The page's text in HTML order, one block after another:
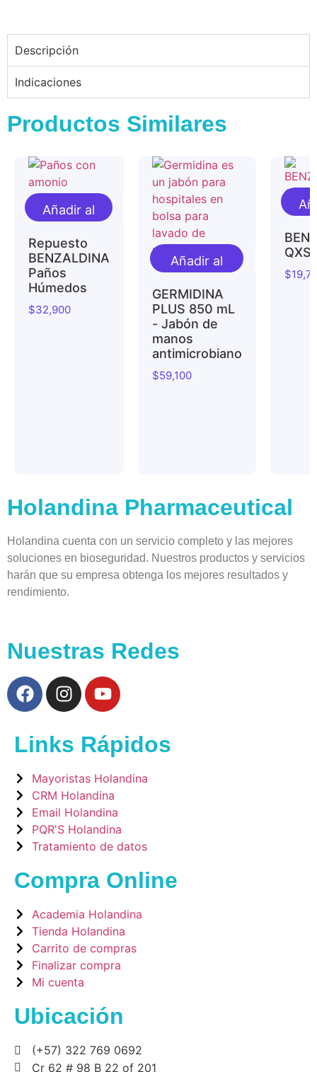
Descripción
Indicaciones
Productos Similares
Añadir al
Repuesto
BENZALDINA
Paños
Húmedos
$32,900
Añadir al
GERMIDINA
PLUS 850 mL
- Jabón de
manos
antimicrobiano
$59,100
QXS
$
Holandina Pharmaceutical
Holandina cuenta con un servicio completo y las mejores
soluciones en bioseguridad. Nuestros productos y servicios
harán que su empresa obtenga los mejores resultados y
rendimiento.
Nuestras Redes
Links Rápidos
Mayoristas Holandina
CRM Holandina
Email Holandina
PQR'S Holandina
Tratamiento de datos
Compra Online
Academia Holandina
Tienda Holandina
Carrito de compras
Finalizar compra
Mi cuenta
Ubicación
(+57) 322 769 0692
Cr 62 # 98 B 22 of 201